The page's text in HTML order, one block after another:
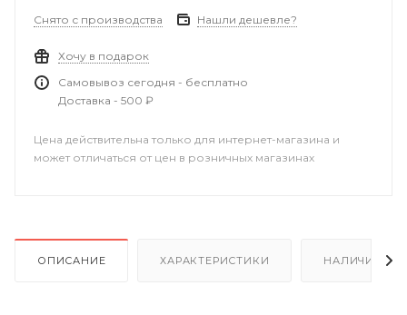
Снято с производства Нашли дешевле?
Хочу в подарок
Самовывоз сегодня - бесплатно
Доставка - 500 ₽
Цена действительна только для интернет-магазина и
может отличаться от цен в розничных магазинах
ОПИСАНИЕ ХАРАКТЕРИСТИКИ НАЛИЧИЕ В